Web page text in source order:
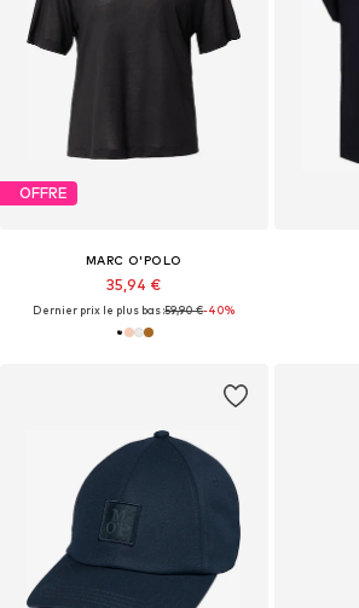
OFFRE
MARC O'POLO
35,94 €
Dernier prix le plus bas :59,90 €-40%